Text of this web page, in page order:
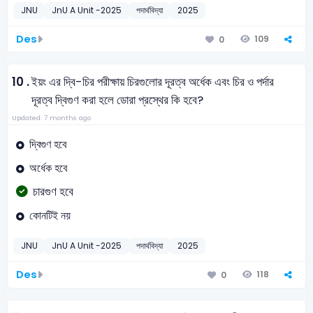
JNU JnU A Unit -2025 পদার্থবিদ্যা 2025
Des 0 109
10 .ইয়ং এর দ্বি-চির পরীক্ষায় চিরগুলোর দূরত্ব অর্ধেক এবং চির ও পর্দার
দূরত্ব দ্বিগুণ করা হলে ডোরা প্রস্থের কি হবে?
Updated: 7 months ago
দ্বিগুণ হবে
অর্ধেক হবে
চারগুণ হবে
কোনটিই নয়
JNU JnU A Unit -2025 পদার্থবিদ্যা 2025
Des 0 118